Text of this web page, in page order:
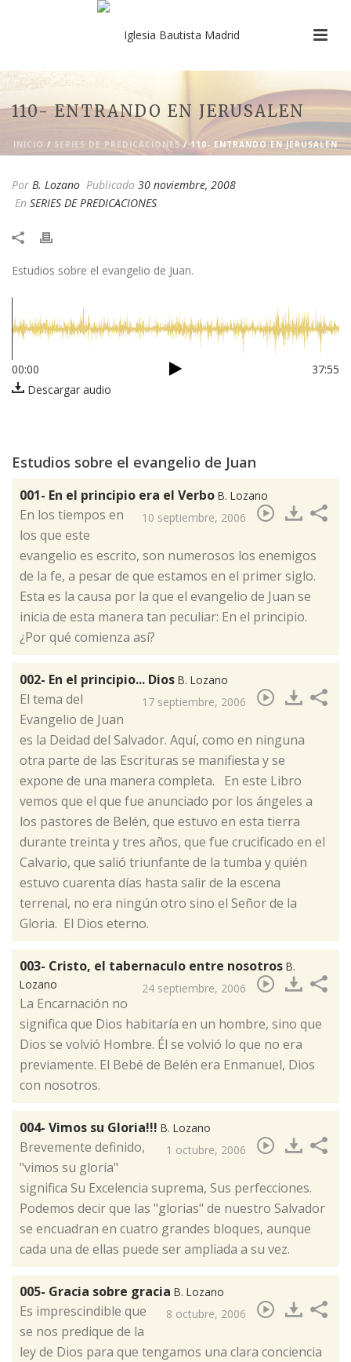
110- ENTRANDO EN JERUSALEN
INICIO / SERIES DE PREDICACIONES/ 110- ENTRANDO EN JERUSALEN
Por B. Lozano Publicado 30 noviembre, 2008
En SERIES DE PREDICACIONES
​Estudios sobre el evangelio de Juan.
00:00
37:55
Descargar audio
Estudios sobre el evangelio de Juan
001- En el principio era el Verbo B. Lozano
10 septiembre, 2006
​En los tiempos en
los que este
evangelio es escrito, son numerosos los enemigos
de la fe, a pesar de que estamos en el primer siglo.
Esta es la causa por la que el evangelio de Juan se
inicia de esta manera tan peculiar: En el principio.
¿Por qué comienza así?
002- En el principio... Dios B. Lozano
17 septiembre, 2006
​El tema del
Evangelio de Juan
es la Deidad del Salvador. Aquí, como en ninguna
otra parte de las Escrituras se manifiesta y se
expone de una manera completa. En este Libro
vemos que el que fue anunciado por los ángeles a
los pastores de Belén, que estuvo en esta tierra
durante treinta y tres años, que fue crucificado en el
Calvario, que salió triunfante de la tumba y quién
estuvo cuarenta días hasta salir de la escena
terrenal, no era ningún otro sino el Señor de la
Gloria. El Dios eterno.
003- Cristo, el tabernaculo entre nosotros B.
Lozano
24 septiembre, 2006
​La Encarnación no
significa que Dios habitaría en un hombre, sino que
Dios se volvió Hombre. Él se volvió lo que no era
previamente. El Bebé de Belén era Enmanuel, Dios
con nosotros.
004- Vimos su Gloria!!! B. Lozano
1 octubre, 2006
​Brevemente definido,
"vimos su gloria"
significa Su Excelencia suprema, Sus perfecciones.
Podemos decir que las "glorias" de nuestro Salvador
se encuadran en cuatro grandes bloques, aunque
cada una de ellas puede ser ampliada a su vez.
005- Gracia sobre gracia B. Lozano
8 octubre, 2006
​Es imprescindible que
se nos predique de la
ley de Dios para que tengamos una clara conciencia